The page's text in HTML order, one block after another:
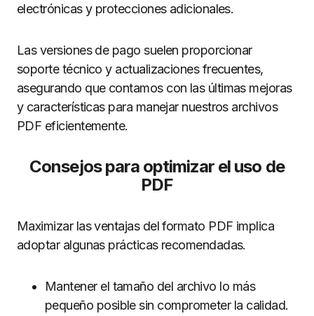
electrónicas y protecciones adicionales.
Las versiones de pago suelen proporcionar
soporte técnico y actualizaciones frecuentes,
asegurando que contamos con las últimas mejoras
y características para manejar nuestros archivos
PDF eficientemente.
Consejos para optimizar el uso de
PDF
Maximizar las ventajas del formato PDF implica
adoptar algunas prácticas recomendadas.
Mantener el tamaño del archivo lo más
pequeño posible sin comprometer la calidad.